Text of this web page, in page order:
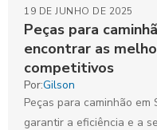
Peças para
encontrar as
competitivos
19 DE JUNHO DE 2025
Por:Gilson
Peças para caminhão
garantir a eficiência e a